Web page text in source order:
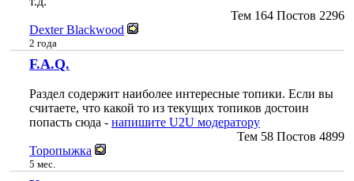
Тем 164 Постов 2296
Dexter Blackwood
2 года
F.A.Q.
Раздел содержит наиболее интересные топики. Если вы
считаете, что какой то из текущих топиков достоин
попасть сюда - напишите U2U модератору
Тем 58 Постов 4899
Торопыжка
5 мес.